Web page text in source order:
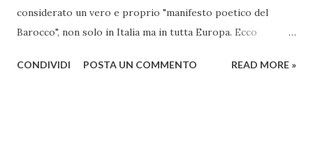
considerato un vero e proprio "manifesto poetico del
Barocco", non solo in Italia ma in tutta Europa. Ecco
rendono un'opera fondamentale per il periodo. Marino fu
CONDIVIDI POSTA UN COMMENTO READ MORE »